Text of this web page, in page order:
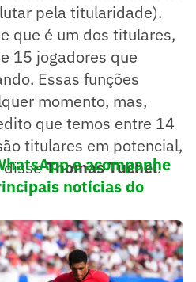
pela titularidade).
que é um dos titulares,
15 jogadores que
Essas funções
momento, mas,
que temos entre 14
titulares em potencial,
disseThomas Tuchel.
e acompanhe
notícias do